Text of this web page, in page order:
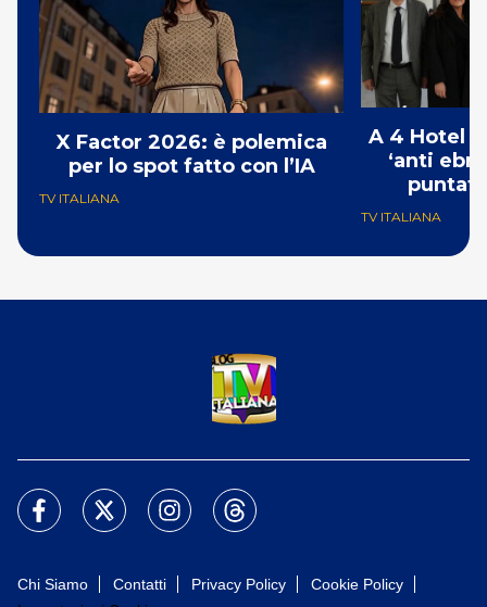
X Factor 2026: è polemica
per lo spot fatto con l’IA
TV ITALIANA
A 4 Hotel
‘anti
TV ITALIANA
Chi Siamo Contatti Privacy Policy
Cookie Policy